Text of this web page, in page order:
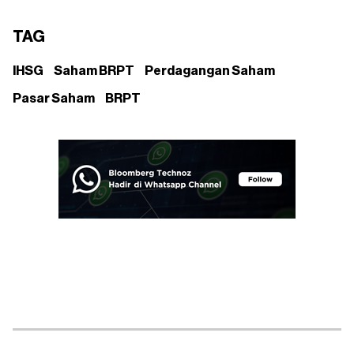
TAG
IHSG Saham BRPT Perdagangan Saham
Pasar Saham BRPT